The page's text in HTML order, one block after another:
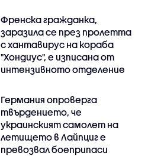
Френска гражданка,
заразила се през пролетта
с хантавирус на кораба
"Хондиус", е изписана от
интензивното отделение
Германия опроверга
твърдението, че
украинският самолет на
летището в Лайпциг е
превозвал боеприпаси